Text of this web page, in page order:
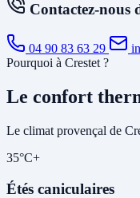
Contactez-nous
04 90 83 63 29
Pourquoi à Crestet ?
Le confort
Le climat provençal de
35°C+
Étés caniculaires